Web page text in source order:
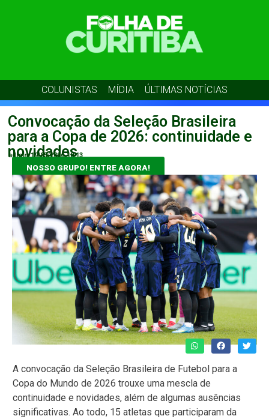
COLUNISTAS MÍDIA ÚLTIMAS NOTÍCIAS
Convocação da Seleção Brasileira
para a Copa de 2026: continuidade e
novidades
admin 19/05/2026 18:13
NOSSO GRUPO! ENTRE AGORA!
A convocação da Seleção Brasileira de Futebol para a
Copa do Mundo de 2026 trouxe uma mescla de
continuidade e novidades, além de algumas ausências
significativas. Ao todo, 15 atletas que participaram da